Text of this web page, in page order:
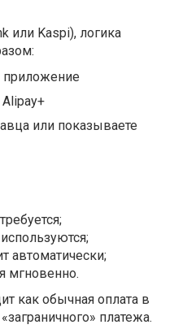
или Kaspi), логика
приложение
или показываете
автоматически;
мгновенно.
как обычная оплата в
платежа.